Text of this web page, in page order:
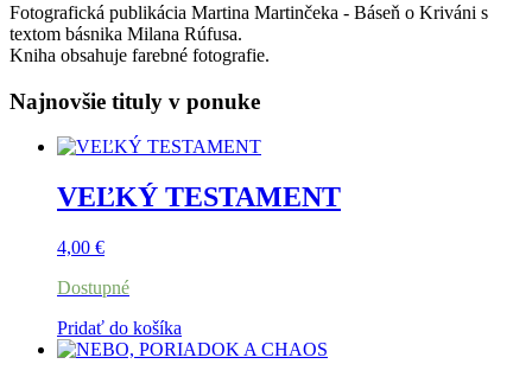
Fotografická publikácia Martina Martinčeka - Báseň o Kriváni s
textom básnika Milana Rúfusa.
Kniha obsahuje farebné fotografie.
Najnovšie tituly v ponuke
VEĽKÝ TESTAMENT
4,00 €
Dostupné
Pridať do košíka